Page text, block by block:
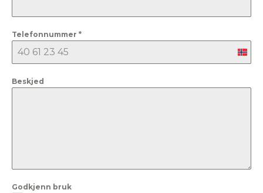
Telefonnummer *
Beskjed
Godkjenn bruk